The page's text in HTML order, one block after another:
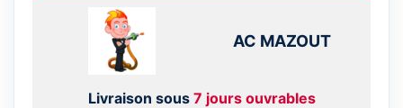
AC MAZOUT
Livraison sous 7 jours ouvrables